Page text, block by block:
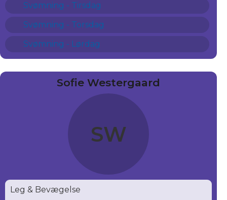
Svømning - Tirsdag
Svømning - Torsdag
Svømning - Lørdag
Sofie Westergaard
SW
Leg & Bevægelse